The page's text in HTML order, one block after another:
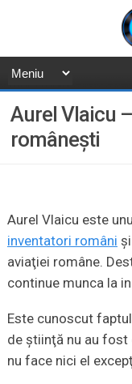
Aurel Vlaicu
româneşti
Aurel Vlaicu este
inventatori români
aviaţiei române.
continue munca la
Este cunoscut
de ştiinţă nu au fost
nu face nici el